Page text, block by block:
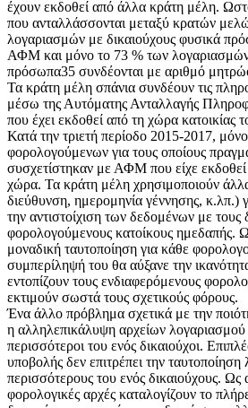
έχουν εκδοθεί από άλλα κράτη μέλη.
που ανταλλάσσονται μεταξύ κρατών
λογαριασμών με δικαιούχους φυσικά
ΑΦΜ και μόνο το 73 % των λογαριασμών
πρόσωπα35 συνδέονται με αριθμό
Τα κράτη μέλη σπάνια συνδέουν τις
μέσω της Αυτόματης Ανταλλαγής
που έχει εκδοθεί από τη χώρα κατοικίας
Κατά την τριετή περίοδο 2015-2017,
φορολογούμενων για τους οποίους
συσχετίστηκαν με ΑΦΜ που είχε
χώρα. Τα κράτη μέλη χρησιμοποιούν
διεύθυνση, ημερομηνία γέννησης, κ.λπ.)
την αντιστοίχιση των δεδομένων με τους
φορολογούμενους κατοίκους ημεδαπής.
μοναδική ταυτοποίηση για κάθε
συμπερίληψή του θα αύξανε την
εντοπίζουν τους ενδιαφερόμενους
εκτιμούν σωστά τους σχετικούς φόρους.
Ένα άλλο πρόβλημα σχετικά με την
η αλληλεπικάλυψη αρχείων
περισσότεροι του ενός δικαιούχοι.
υποβολής δεν επιτρέπει την
περισσότερους του ενός δικαιούχους. Ως
φορολογικές αρχές καταλογίζουν το